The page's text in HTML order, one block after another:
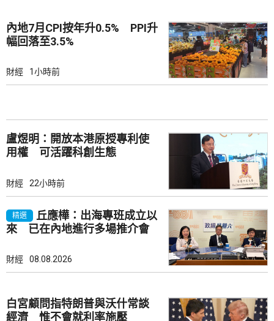
內地7月CPI按年升0.5% PPI升
幅回落至3.5%
財經 1小時前
盧煜明：開放本港原授專利使
用權 可活躍科創生態
財經 22小時前
精選
丘應樺：出海專班成立以
來 已在內地進行多場推介會
財經 08.08.2026
白宮顧問指特朗普與沃什常談
經濟 惟不會就利率施壓